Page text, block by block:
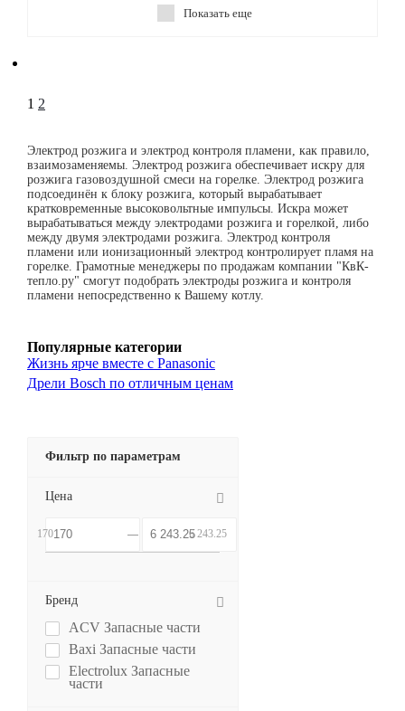
Показать еще
1 2
Электрод розжига и электрод контроля пламени, как правило,
взаимозаменяемы. Электрод розжига обеспечивает искру для
розжига газовоздушной смеси на горелке. Электрод розжига
подсоединён к блоку розжига, который вырабатывает
кратковременные высоковольтные импульсы. Искра может
вырабатываться между электродами розжига и горелкой, либо
между двумя электродами розжига. Электрод контроля
пламени или ионизационный электрод контролирует пламя на
горелке. Грамотные менеджеры по продажам компании "КвК-
тепло.ру" смогут подобрать электроды розжига и контроля
пламени непосредственно к Вашему котлу.
Популярные категории
Жизнь ярче вместе с Panasonic
Дрели Bosch по отличным ценам
Фильтр по параметрам
Цена
170 6 243.25
Бренд
ACV Запасные части
Baxi Запасные части
Electrolux Запасные
части